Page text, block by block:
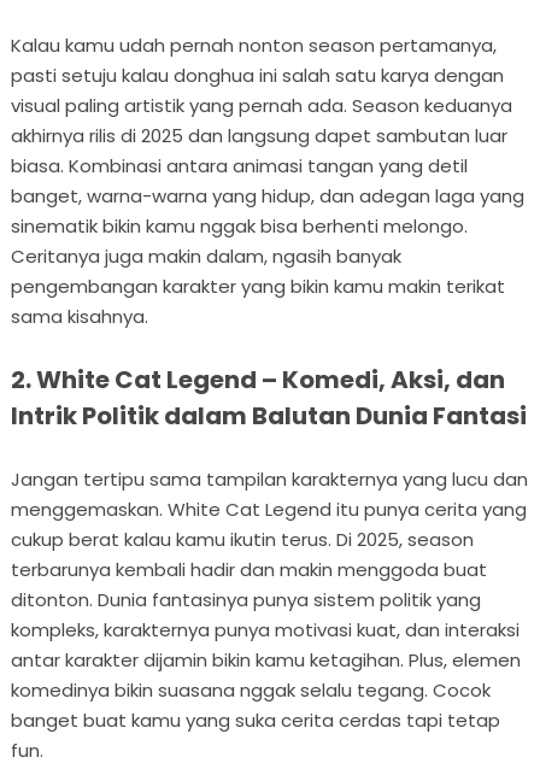
Kalau kamu udah pernah nonton season pertamanya,
pasti setuju kalau donghua ini salah satu karya dengan
visual paling artistik yang pernah ada. Season keduanya
akhirnya rilis di 2025 dan langsung dapet sambutan luar
biasa. Kombinasi antara animasi tangan yang detil
banget, warna-warna yang hidup, dan adegan laga yang
sinematik bikin kamu nggak bisa berhenti melongo.
Ceritanya juga makin dalam, ngasih banyak
pengembangan karakter yang bikin kamu makin terikat
sama kisahnya.
2. White Cat Legend – Komedi, Aksi, dan
Intrik Politik dalam Balutan Dunia Fantasi
Jangan tertipu sama tampilan karakternya yang lucu dan
menggemaskan. White Cat Legend itu punya cerita yang
cukup berat kalau kamu ikutin terus. Di 2025, season
terbarunya kembali hadir dan makin menggoda buat
ditonton. Dunia fantasinya punya sistem politik yang
kompleks, karakternya punya motivasi kuat, dan interaksi
antar karakter dijamin bikin kamu ketagihan. Plus, elemen
komedinya bikin suasana nggak selalu tegang. Cocok
banget buat kamu yang suka cerita cerdas tapi tetap
fun.